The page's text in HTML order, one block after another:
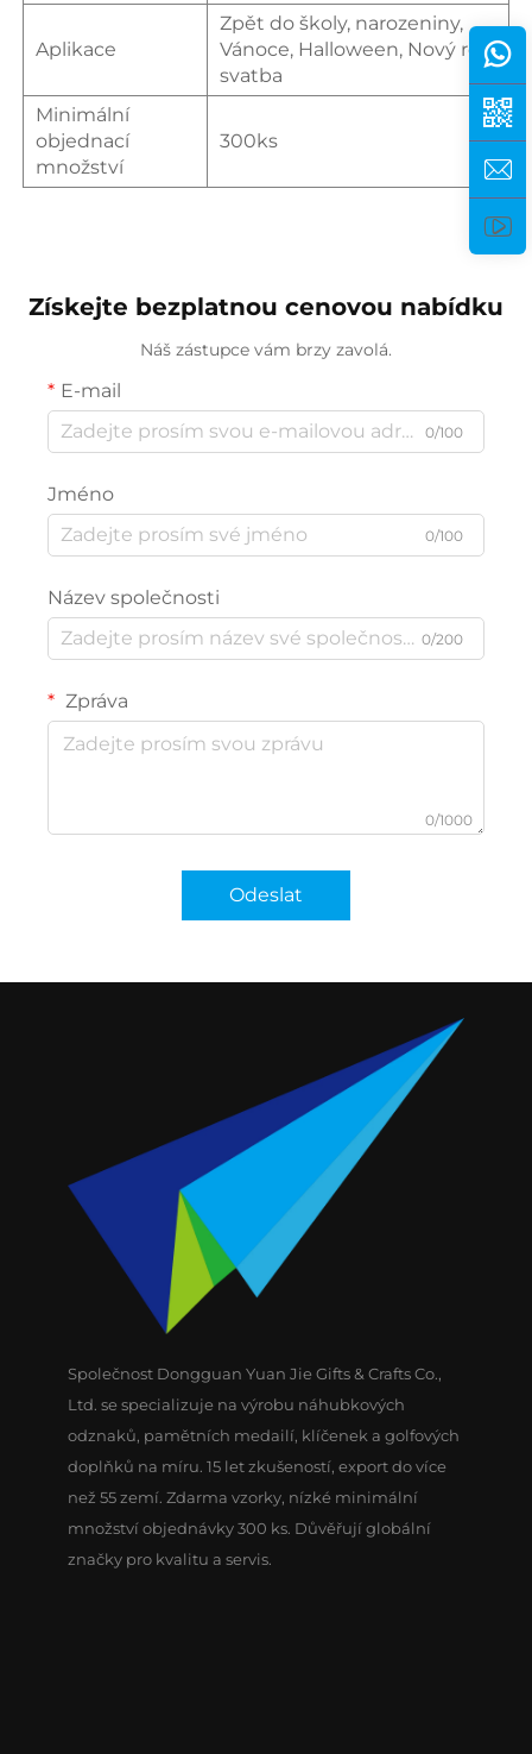
Aplikace
Zpět do školy, narozeniny,
Vánoce, Halloween, Nový rok,
svatba
Minimální
objednací
množství
300ks
Získejte bezplatnou cenovou nabídku
Náš zástupce vám brzy zavolá.
E-mail
0/100
Jméno
0/100
Název společnosti
0/200
Zpráva
0/1000
Odeslat
Společnost Dongguan Yuan Jie Gifts & Crafts Co.,
Ltd. se specializuje na výrobu náhubkových
odznaků, pamětních medailí, klíčenek a golfových
doplňků na míru. 15 let zkušeností, export do více
než 55 zemí. Zdarma vzorky, nízké minimální
množství objednávky 300 ks. Důvěřují globální
značky pro kvalitu a servis.